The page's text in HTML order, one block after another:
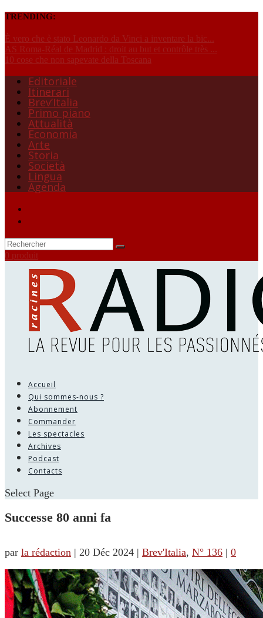
TRENDING:
È vero che è stato Leonardo da Vinci a inventare la bic...
AS Roma-Réal de Madrid : droit au but et contrôle très ...
10 cose che non sapevate della Toscana
Editoriale
Itinerari
Brev’Italia
Primo piano
Attualità
Economia
Arte
Storia
Società
Lingua
Agenda
0 produit
Accueil
Qui sommes-nous ?
Abonnement
Commander
Les spectacles
Archives
Podcast
Contacts
Select Page
Successe 80 anni fa
par la rédaction | 20 Déc 2024 | Brev'Italia, N° 136 | 0